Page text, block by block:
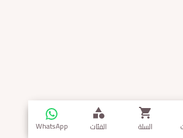
السلة الفئات WhatsApp